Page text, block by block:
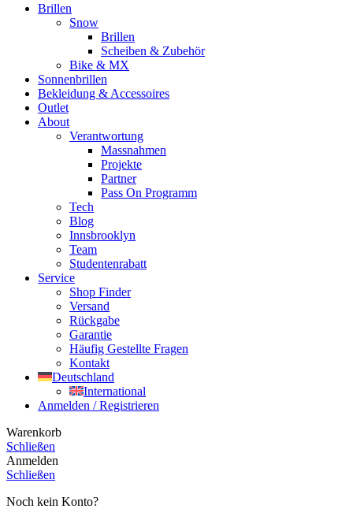
Brillen
Snow
Brillen
Scheiben & Zubehör
Bike & MX
Sonnenbrillen
Bekleidung & Accessoires
Outlet
About
Verantwortung
Massnahmen
Projekte
Partner
Pass On Programm
Tech
Blog
Innsbrooklyn
Team
Studentenrabatt
Service
Shop Finder
Versand
Rückgabe
Garantie
Häufig Gestellte Fragen
Kontakt
Deutschland
International
Anmelden / Registrieren
Warenkorb
Schließen
Anmelden
Schließen
Noch kein Konto?